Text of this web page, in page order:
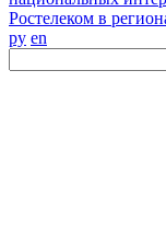
Ростелеком в
ру en